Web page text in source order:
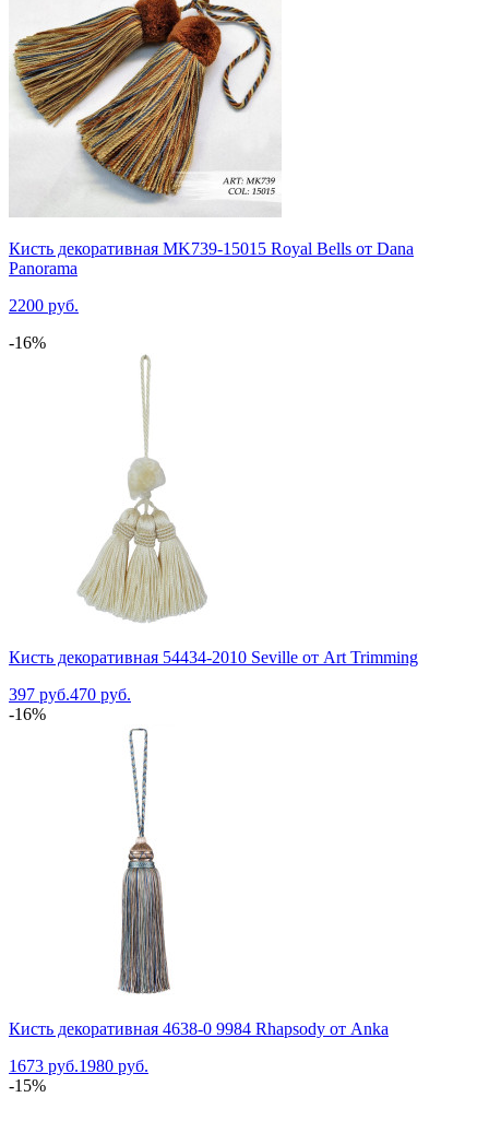
Кисть декоративная MK739-15015 Royal Bells от Dana
Panorama
2200 руб.
-16%
Кисть декоративная 54434-2010 Seville от Art Trimming
397 руб.470 руб.
-16%
Кисть декоративная 4638-0 9984 Rhapsody от Anka
1673 руб.1980 руб.
-15%